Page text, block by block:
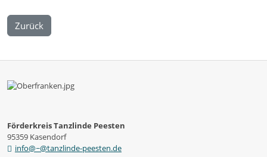
Zurück
Förderkreis Tanzlinde Peesten
95359 Kasendorf
info@~@tanzlinde-peesten.de